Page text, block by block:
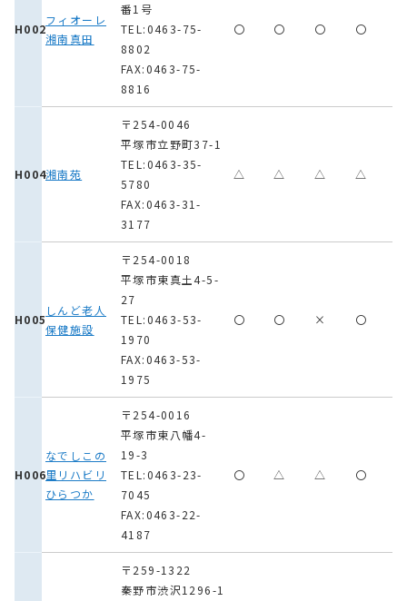
H002
フィオーレ
湘南真田
番1号
TEL:0463-75-
8802
FAX:0463-75-
8816
〇 〇 〇 〇
H004湘南苑
〒254-0046
平塚市立野町37-1
TEL:0463-35-
5780
FAX:0463-31-
3177
△ △ △ △
H005
しんど老人
保健施設
〒254-0018
平塚市東真土4-5-
27
TEL:0463-53-
1970
FAX:0463-53-
1975
〇 〇 × 〇
H006
なでしこの
里リハビリ
ひらつか
〒254-0016
平塚市東八幡4-
19-3
TEL:0463-23-
7045
FAX:0463-22-
4187
〇 △ △ 〇
〒259-1322
秦野市渋沢1296-1